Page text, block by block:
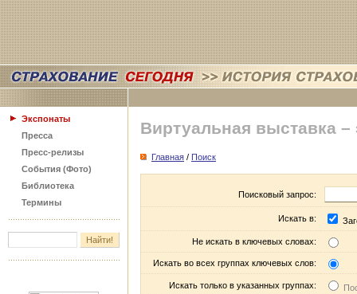
Экспонаты
Пресса
Пресс-релизы
События (Фото)
Библиотека
Термины
Виртуальная выставка –
Главная / Поиск
Поисковый запрос:
Искать в:
Не искать в ключевых словах:
Искать во всех группах ключевых слов:
Искать только в указанных группах: